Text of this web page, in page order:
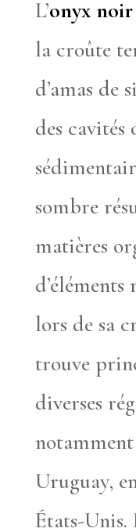
L’onyx noir
la croûte
d’amas de
des cavités
sombre
matières
lors de sa
trouve
diverses
Uruguay,
États-Unis.